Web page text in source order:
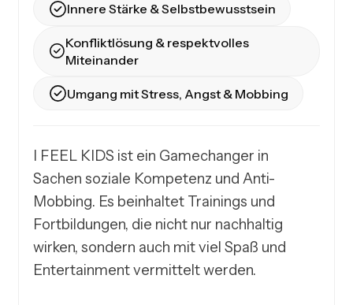
Innere Stärke & Selbstbewusstsein
Konfliktlösung & respektvolles
Miteinander
Umgang mit Stress, Angst & Mobbing
I FEEL KIDS ist ein Gamechanger in
Sachen soziale Kompetenz und Anti-
Mobbing. Es beinhaltet Trainings und
Fortbildungen, die nicht nur nachhaltig
wirken, sondern auch mit viel Spaß und
Entertainment vermittelt werden.